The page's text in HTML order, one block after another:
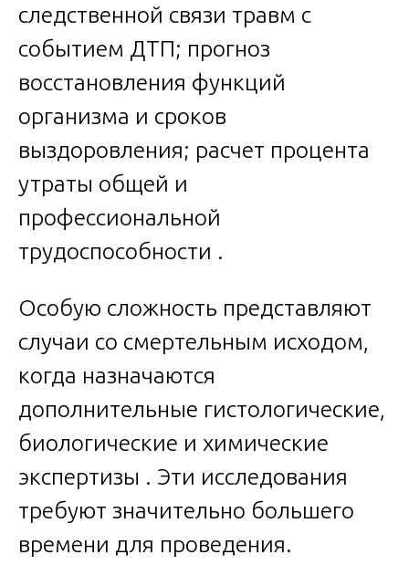
следственной связи травм с
событием ДТП; прогноз
восстановления функций
организма и сроков
выздоровления; расчет процента
утраты общей и
профессиональной
трудоспособности .
Особую сложность представляют
случаи со смертельным исходом,
когда назначаются
дополнительные гистологические,
биологические и химические
экспертизы . Эти исследования
требуют значительно большего
времени для проведения.